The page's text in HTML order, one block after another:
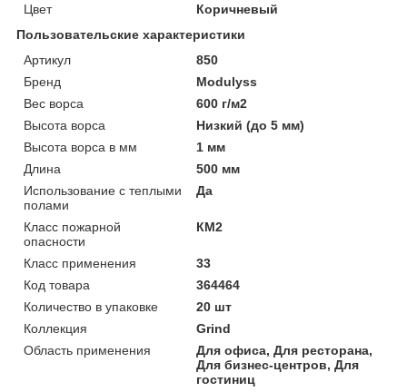
Цвет
Коричневый
Пользовательские характеристики
Артикул
850
Бренд
Modulyss
Вес ворса
600 г/м2
Высота ворса
Низкий (до 5 мм)
Высота ворса в мм
1 мм
Длина
500 мм
Использование с теплыми
полами
Да
Класс пожарной
опасности
КМ2
Класс применения
33
Код товара
364464
Количество в упаковке
20 шт
Коллекция
Grind
Область применения
Для офиса, Для ресторана,
Для бизнес-центров, Для
гостиниц